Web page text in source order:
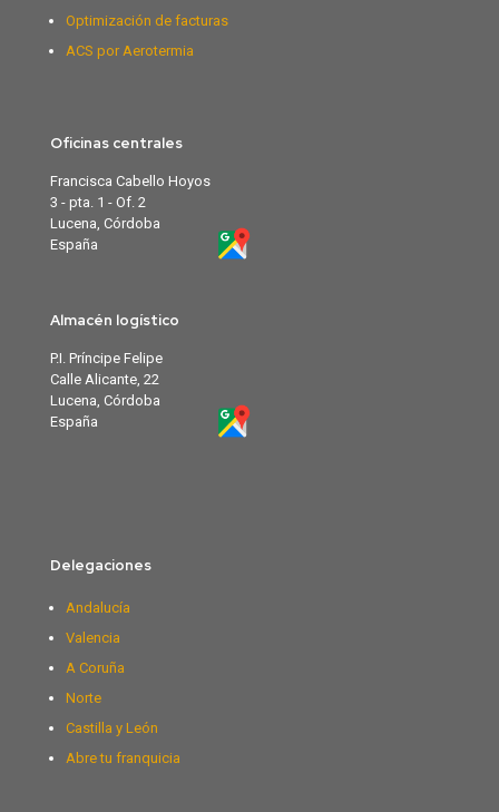
Optimización de facturas
ACS por Aerotermia
Oficinas centrales
Francisca Cabello Hoyos
3 - pta. 1 - Of. 2
Lucena, Córdoba
España
Almacén logístico
P.I. Príncipe Felipe
Calle Alicante, 22
Lucena, Córdoba
España
Delegaciones
Andalucía
Valencia
A Coruña
Norte
Castilla y León
Abre tu franquicia